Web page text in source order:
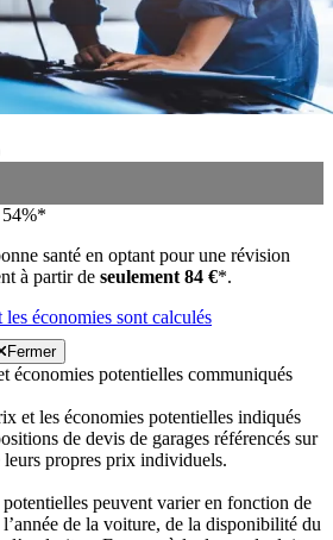
54%*
santé en optant pour une révision
à partir de seulement 84 €*.
économies sont calculés
Fermer
économies potentielles communiqués
et les économies potentielles indiqués
de devis de garages référencés sur
propres prix individuels.
peuvent varier en fonction de
de la voiture, de la disponibilité du